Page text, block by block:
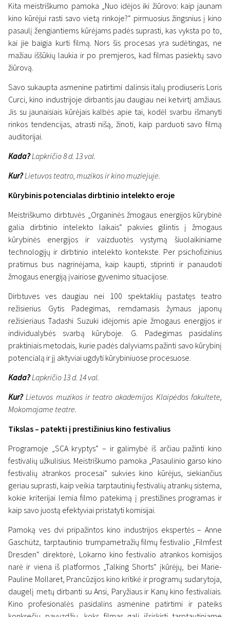
Kita meistriškumo pamoka „Nuo idėjos iki žiūrovo: kaip jaunam
kino kūrėjui rasti savo vietą rinkoje?“ pirmuosius žingsnius į kino
pasaulį žengiantiems kūrėjams padės suprasti, kas vyksta po to,
kai jie baigia kurti filmą. Nors šis procesas yra sudėtingas, ne
mažiau iššūkių laukia ir po premjeros, kad filmas pasiektų savo
žiūrovą.
Savo sukaupta asmenine patirtimi dalinsis italų prodiuseris Loris
Curci, kino industrijoje dirbantis jau daugiau nei ketvirtį amžiaus.
Jis su jaunaisiais kūrėjais kalbės apie tai, kodėl svarbu išmanyti
rinkos tendencijas, atrasti nišą, žinoti, kaip parduoti savo filmą
auditorijai.
Kada?Lapkričio 8 d. 13 val.
Kur?Lietuvos teatro, muzikos ir kino muziejuje.
Kūrybinis potencialas dirbtinio intelekto eroje
Meistriškumo dirbtuvės „Organinės žmogaus energijos kūrybinė
galia dirbtinio intelekto laikais“ pakvies gilintis į žmogaus
kūrybinės energijos ir vaizduotės vystymą šiuolaikiniame
technologijų ir dirbtinio intelekto kontekste. Per psichofizinius
pratimus bus nagrinėjama, kaip kaupti, stiprinti ir panaudoti
žmogaus energiją įvairiose gyvenimo situacijose.
Dirbtuves ves daugiau nei 100 spektaklių pastatęs teatro
režisierius Gytis Padegimas, remdamasis žymaus japonų
režisieriaus Tadashi Suzuki idėjomis apie žmogaus energijos ir
individualybės svarbą kūryboje. G. Padegimas pasidalins
praktiniais metodais, kurie padės dalyviams pažinti savo kūrybinį
potencialą ir jį aktyviai ugdyti kūrybiniuose procesuose.
Kada?Lapkričio 13 d. 14 val.
Kur?Lietuvos muzikos ir teatro akademijos Klaipėdos fakultete,
Mokomajame teatre.
Tikslas – patekti į prestižinius kino festivalius
Programoje „SCA kryptys“ – ir galimybė iš arčiau pažinti kino
festivalių užkulisius. Meistriškumo pamoka „Pasaulinio garso kino
festivalių atrankos procesai“ sukvies kino kūrėjus, siekiančius
geriau suprasti, kaip veikia tarptautinių festivalių atrankų sistema,
kokie kriterijai lemia filmo patekimą į prestižines programas ir
kaip savo juostą efektyviai pristatyti komisijai.
Pamoką ves dvi pripažintos kino industrijos ekspertės – Anne
Gaschütz, tarptautinio trumpametražių filmų festivalio „Filmfest
Dresden“ direktorė, Lokarno kino festivalio atrankos komisijos
narė ir viena iš platformos „Talking Shorts“ įkūrėjų, bei Marie-
Pauline Mollaret, Prancūzijos kino kritikė ir programų sudarytoja,
daugelį metų dirbanti su Ansi, Paryžiaus ir Kanų kino festivaliais.
Kino profesionalės pasidalins asmenine patirtimi ir pateiks